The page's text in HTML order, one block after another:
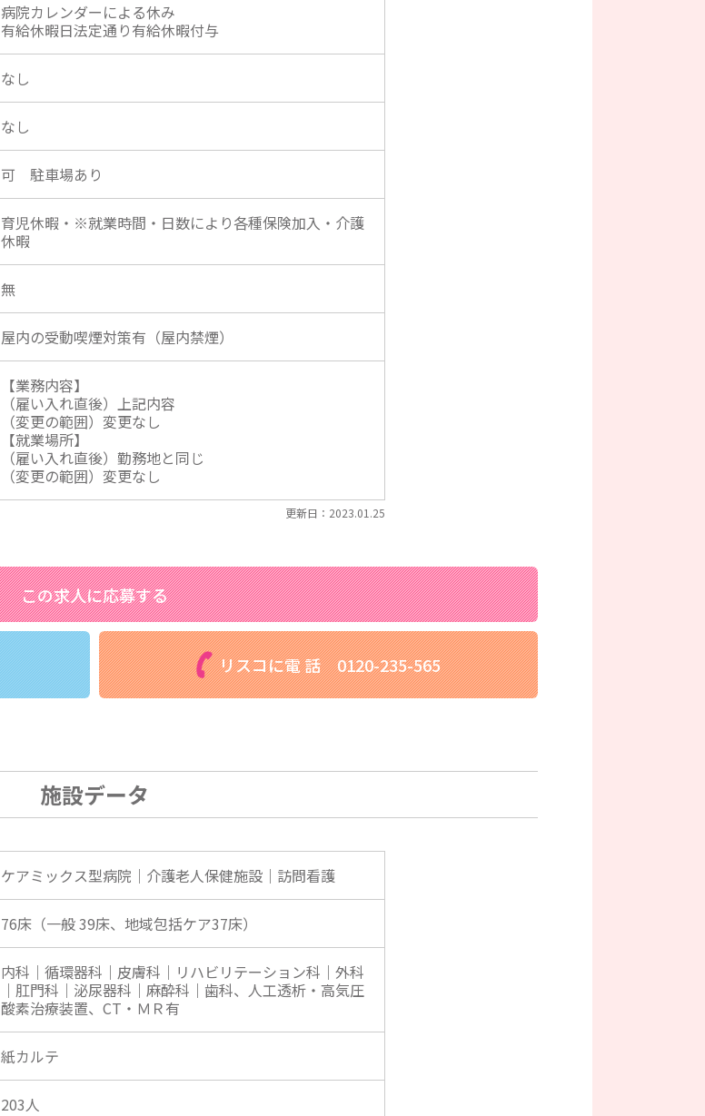
病院カレンダーによる休み
有給休暇日法定通り有給休暇付与
なし
なし
可 駐車場あり
育児休暇・※就業時間・日数により各種保険加入・介護
休暇
無
屋内の受動喫煙対策有（屋内禁煙）
【業務内容】
（雇い入れ直後）上記内容
（変更の範囲）変更なし
【就業場所】
（雇い入れ直後）勤務地と同じ
（変更の範囲）変更なし
更新日：2023.01.25
この求人に応募する
リスコに電 話 0120-235-565
施設データ
ケアミックス型病院｜介護老人保健施設｜訪問看護
76床（一般 39床、地域包括ケア37床）
内科｜循環器科｜皮膚科｜リハビリテーション科｜外科
｜肛門科｜泌尿器科｜麻酔科｜歯科、人工透析・高気圧
酸素治療装置、CT・ＭＲ有
紙カルテ
203人